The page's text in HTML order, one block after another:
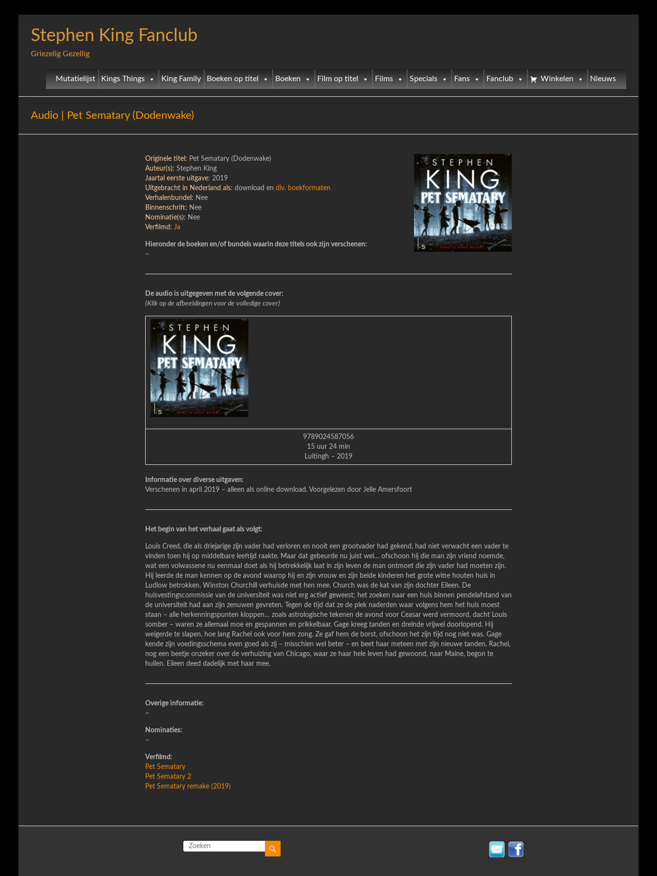
Stephen King Fanclub
Griezelig Gezellig
Mutatielijst Kings Things King Family Boeken op titel Boeken Film op titel Films Specials Fans Fanclub Winkelen Nieuws
Audio | Pet Sematary (Dodenwake)
Originele titel: Pet Sematary (Dodenwake)
Auteur(s): Stephen King
Jaartal eerste uitgave: 2019
Uitgebracht in Nederland als: download en div. boekformaten
Verhalenbundel: Nee
Binnenschrift: Nee
Nominatie(s): Nee
Verfilmd: Ja
Hieronder de boeken en/of bundels waarin deze titels ook zijn verschenen:
–
De audio is uitgegeven met de volgende cover:
(Klik op de afbeeldingen voor de volledige cover)
9789024587056
15 uur 24 min
Luitingh – 2019
Informatie over diverse uitgaven:
Verschenen in april 2019 – alleen als online download. Voorgelezen door Jelle Amersfoort
Het begin van het verhaal gaat als volgt:
Louis Creed, die als driejarige zijn vader had verloren en nooit een grootvader had gekend, had niet verwacht een vader te
vinden toen hij op middelbare leeftijd raakte. Maar dat gebeurde nu juist wel… ofschoon hij die man zijn vriend noemde,
wat een volwassene nu eenmaal doet als hij betrekkelijk laat in zijn leven de man ontmoet die zijn vader had moeten zijn.
Hij leerde de man kennen op de avond waarop hij en zijn vrouw en zijn beide kinderen het grote witte houten huis in
Ludlow betrokken. Winston Churchill verhuisde met hen mee. Church was de kat van zijn dochter Eileen. De
huisvestingscommissie van de universiteit was niet erg actief geweest; het zoeken naar een huis binnen pendelafstand van
de universiteit had aan zijn zenuwen gevreten. Tegen de tijd dat ze de plek naderden waar volgens hem het huis moest
staan – alle herkenningspunten kloppen… zoals astrologische tekenen de avond voor Ceasar werd vermoord, dacht Louis
somber – waren ze allemaal moe en gespannen en prikkelbaar. Gage kreeg tanden en dreinde vrijwel doorlopend. Hij
weigerde te slapen, hoe lang Rachel ook voor hem zong. Ze gaf hem de borst, ofschoon het zijn tijd nog niet was. Gage
kende zijn voedingsschema even goed als zij – misschien wel beter – en beet haar meteen met zijn nieuwe tanden. Rachel,
nog een beetje onzeker over de verhuizing van Chicago, waar ze haar hele leven had gewoond, naar Maine, begon te
huilen. Eileen deed dadelijk met haar mee.
Overige informatie:
–
Nominaties:
–
Verfilmd:
Pet Sematary
Pet Sematary 2
Pet Sematary remake (2019)